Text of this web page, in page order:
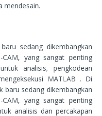
mendesain.
sedang dikembangkan
yang sangat penting
analisis, pengkodean
MATLAB . Di
baru sedang dikembangkan
yang sangat penting
analisis dan percakapan